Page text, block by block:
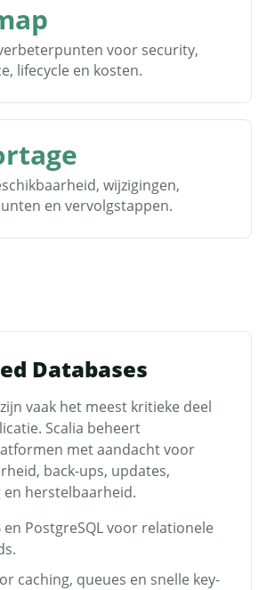
voor security,
lifecycle en kosten.
wijzigingen,
en vervolgstappen.
Databases
vaak het meest kritieke deel
Scalia beheert
met aandacht voor
back-ups, updates,
herstelbaarheid.
en PostgreSQL voor relationele
caching, queues en snelle key-